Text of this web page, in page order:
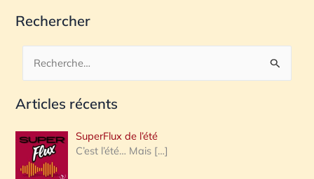
Rechercher
c
e
r
Articles récents
SuperFlux de l’été
C’est l’été… Mais […]